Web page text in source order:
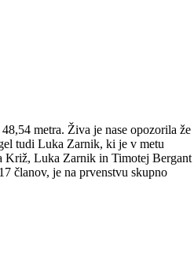
metra. Živa je nase opozorila že
tudi Luka Zarnik, ki je v metu
Križ, Luka Zarnik in Timotej Bergant
članov, je na prvenstvu skupno